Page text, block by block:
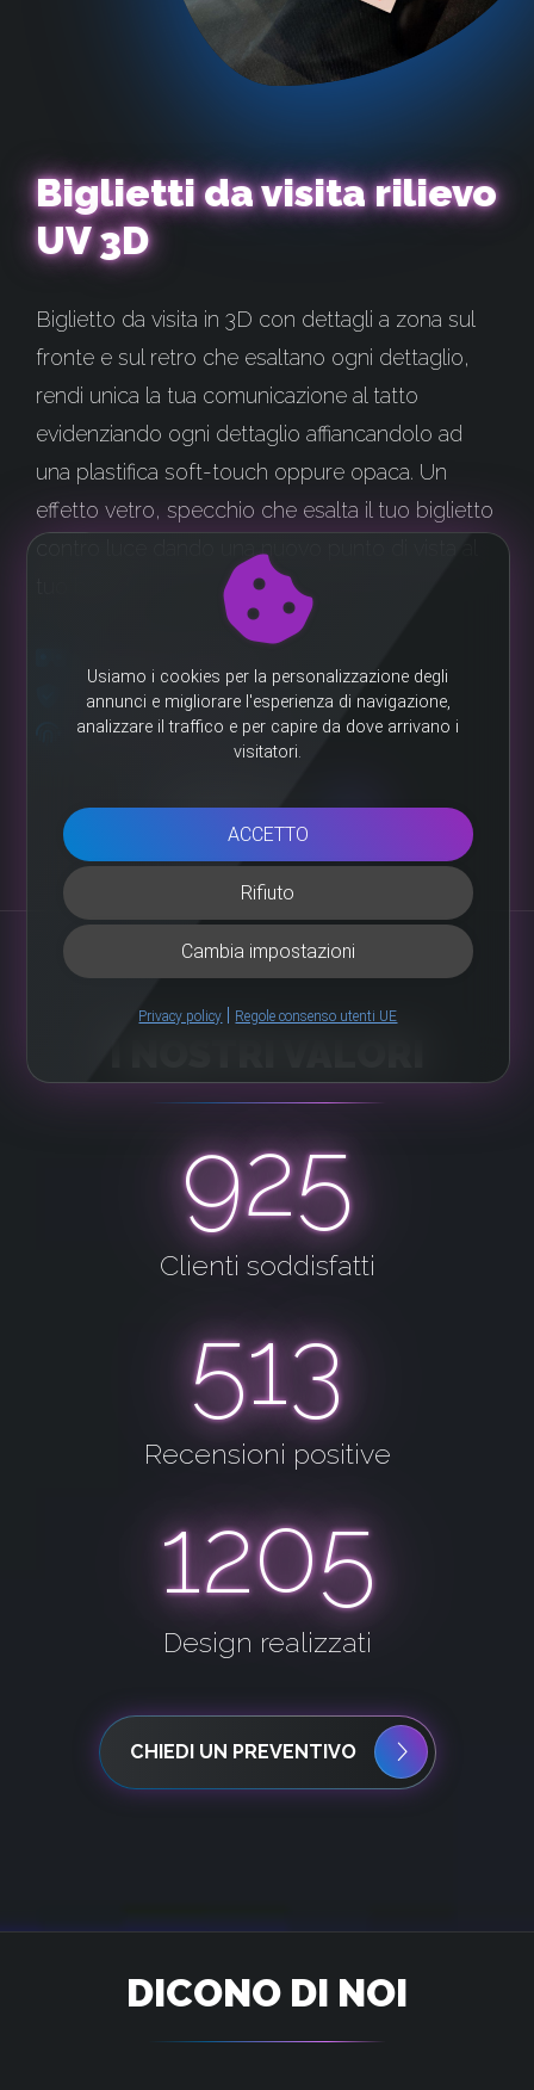
ACCETTO
Rifiuto
Cambia impostazioni
Privacy policy | Regole consenso utenti UE
Biglietti da visita rilievo
UV 3D
Biglietto da visita in 3D con dettagli a zona sul
fronte e sul retro che esaltano ogni dettaglio,
rendi unica la tua comunicazione al tatto
evidenziando ogni dettaglio affiancandolo ad
una plastifica soft-touch oppure opaca. Un
effetto vetro, specchio che esalta il tuo biglietto
contro luce dando una nuovo punto di vista al
PLASTIFICA DI PREGIO
SENSAZIONE TATTILE
SCOPRI DI PIÙ
925
Clienti soddisfatti
513
Recensioni positive
1205
Design realizzati
CHIEDI UN PREVENTIVO
DICONO DI NOI